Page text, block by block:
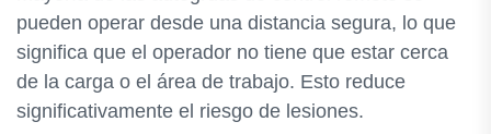
pueden operar desde una distancia segura, lo que
significa que el operador no tiene que estar cerca
de la carga o el área de trabajo. Esto reduce
significativamente el riesgo de lesiones.